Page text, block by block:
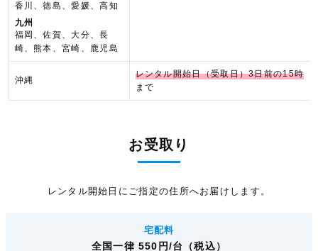
香川、徳島、愛媛、高知
九州
福岡、佐賀、大分、長
崎、熊本、宮崎、鹿児島
沖縄
レンタル開始日（受取日）3日前の15時
まで
お受取り
レンタル開始日にご指定の住所へお届けします。
宅配料
全国一律 550円/台（税込）